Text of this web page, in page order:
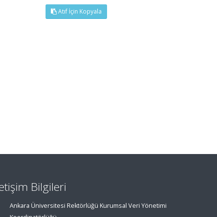
Atıf İçin Kopyala
Bilgileri
Ankara Üniversitesi Rektörlüğü Kurumsal Veri Yönetimi